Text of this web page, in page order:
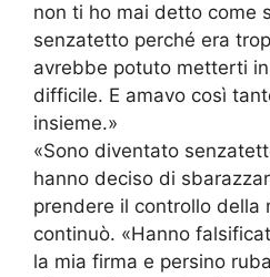
non ti ho mai detto come
senzatetto perché era
avrebbe potuto metterti
difficile. E amavo così
insieme.»
«Sono diventato
hanno deciso di
prendere il controllo della
continuò. «Hanno
la mia firma e persino